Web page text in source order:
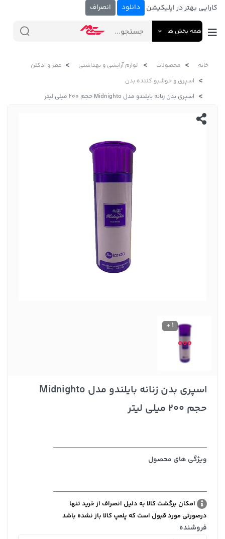
کارایی بهتر در اپلیکیشن دانلود انصراف
همه بخش ها
خانه محصولات لوازم آرایشی و بهداشتی
عطر و ادکلن
اسپری و خوشبو کننده بدن
اسپری بدن زنانه بایلندو مدل Midnighto حجم 200 میلی لیتر
1 +
اسپری بدن زنانه بایلندو مدل Midnighto
حجم 200 میلی لیتر
ویژگی های محصول
امکان برگشت کالا به دلیل انصراف از خرید تنها
درصورتی مورد قبول است که پلمپ کالا باز نشده باشد
فروشنده